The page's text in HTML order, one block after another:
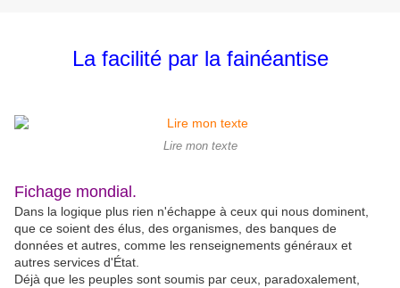
La facilité par la fainéantise
Lire mon texte
Fichage mondial.
Dans la logique plus rien n'échappe à ceux qui nous dominent,
que ce soient des élus, des organismes, des banques de
données et autres, comme les renseignements généraux et
autres services d'État.
Déjà que les peuples sont soumis par ceux, paradoxalement,